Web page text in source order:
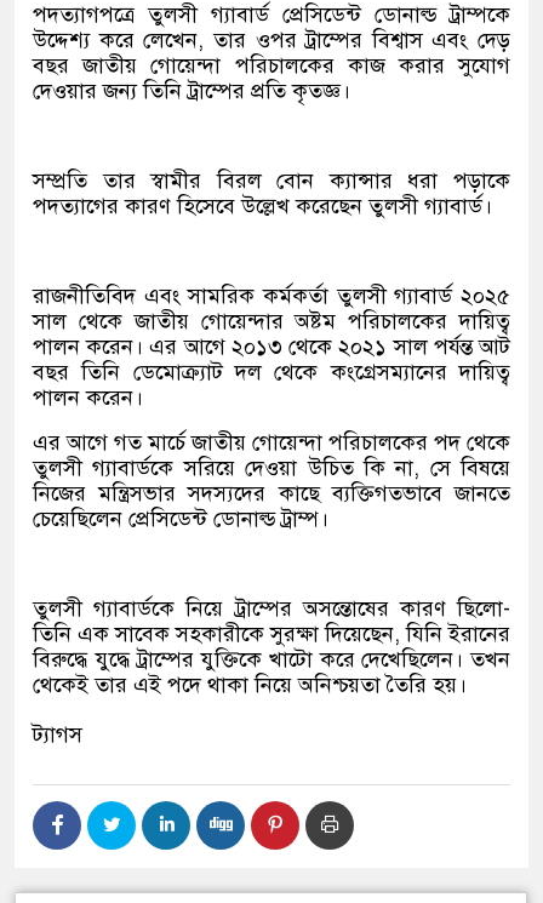
পদত্যাগপত্রে তুলসী গ্যাবার্ড প্রেসিডেন্ট ডোনাল্ড ট্রাম্পকে
উদ্দেশ্য করে লেখেন, তার ওপর ট্রাম্পের বিশ্বাস এবং দেড়
বছর জাতীয় গোয়েন্দা পরিচালকের কাজ করার সুযোগ
দেওয়ার জন্য তিনি ট্রাম্পের প্রতি কৃতজ্ঞ।
সম্প্রতি তার স্বামীর বিরল বোন ক্যান্সার ধরা পড়াকে
পদত্যাগের কারণ হিসেবে উল্লেখ করেছেন তুলসী গ্যাবার্ড।
রাজনীতিবিদ এবং সামরিক কর্মকর্তা তুলসী গ্যাবার্ড ২০২৫
সাল থেকে জাতীয় গোয়েন্দার অষ্টম পরিচালকের দায়িত্ব
পালন করেন। এর আগে ২০১৩ থেকে ২০২১ সাল পর্যন্ত আট
বছর তিনি ডেমোক্র্যাট দল থেকে কংগ্রেসম্যানের দায়িত্ব
পালন করেন।
এর আগে গত মার্চে জাতীয় গোয়েন্দা পরিচালকের পদ থেকে
তুলসী গ্যাবার্ডকে সরিয়ে দেওয়া উচিত কি না, সে বিষয়ে
নিজের মন্ত্রিসভার সদস্যদের কাছে ব্যক্তিগতভাবে জানতে
চেয়েছিলেন প্রেসিডেন্ট ডোনাল্ড ট্রাম্প।
তুলসী গ্যাবার্ডকে নিয়ে ট্রাম্পের অসন্তোষের কারণ ছিলো-
তিনি এক সাবেক সহকারীকে সুরক্ষা দিয়েছেন, যিনি ইরানের
বিরুদ্ধে যুদ্ধে ট্রাম্পের যুক্তিকে খাটো করে দেখেছিলেন। তখন
থেকেই তার এই পদে থাকা নিয়ে অনিশ্চয়তা তৈরি হয়।
ট্যাগস